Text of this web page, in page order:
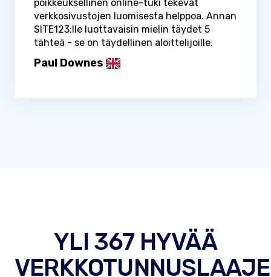
poikkeuksellinen online-tuki tekevät
verkkosivustojen luomisesta helppoa. Annan
SITE123:lle luottavaisin mielin täydet 5
tähteä - se on täydellinen aloittelijoille.
Paul Downes
YLI 367 HYVÄÄ